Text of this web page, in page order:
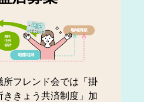
所フレンド会では「掛
ききょう共済制度」加